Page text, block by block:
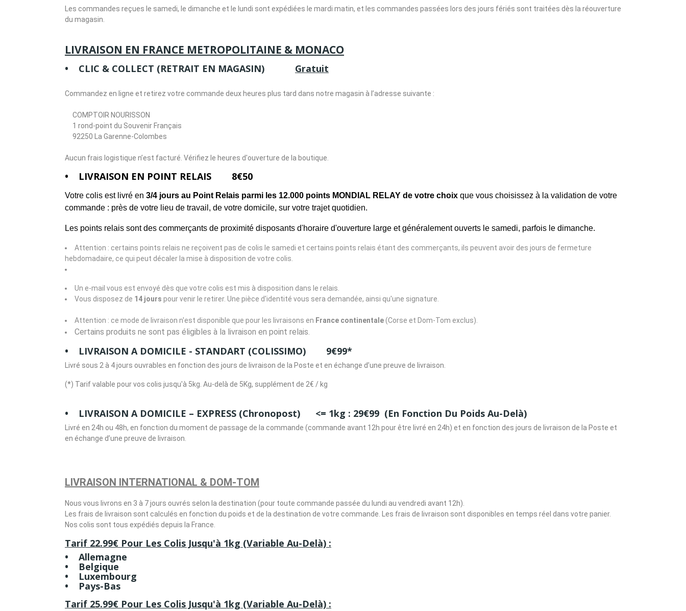
Les commandes reçues le samedi, le dimanche et le lundi sont expédiées le mardi matin, et les commandes passées lors des jours fériés sont traitées dès la réouverture
du magasin.
LIVRAISON EN FRANCE METROPOLITAINE & MONACO
• CLIC & COLLECT (RETRAIT EN MAGASIN) Gratuit
Commandez en ligne et retirez votre commande deux heures plus tard dans notre magasin à l’adresse suivante :
COMPTOIR NOURISSON
1 rond-point du Souvenir Français
92250 La Garenne-Colombes
Aucun frais logistique n’est facturé. Vérifiez le heures d'ouverture de la boutique.
• LIVRAISON EN POINT RELAIS 8€50
Votre colis est livré en 3/4 jours au Point Relais parmi les 12.000 points MONDIAL RELAY de votre choix que vous choisissez à la validation de votre
commande : près de votre lieu de travail, de votre domicile, sur votre trajet quotidien.
Les points relais sont des commerçants de proximité disposants d'horaire d'ouverture large et généralement ouverts le samedi, parfois le dimanche.
Attention : certains points relais ne reçoivent pas de colis le samedi et certains points relais étant des commerçants, ils peuvent avoir des jours de fermeture
hebdomadaire, ce qui peut décaler la mise à disposition de votre colis.
Un e-mail vous est envoyé dès que votre colis est mis à disposition dans le relais.
Vous disposez de 14 jours pour venir le retirer. Une pièce d'identité vous sera demandée, ainsi qu'une signature.
Attention : ce mode de livraison n'est disponible que pour les livraisons en France continentale(Corse et Dom-Tom exclus).
Certains produits ne sont pas éligibles à la livraison en point relais.
• LIVRAISON A DOMICILE - STANDART (COLISSIMO) 9€99*
Livré sous 2 à 4 jours ouvrables en fonction des jours de livraison de la Poste et en échange d’une preuve de livraison.
(*) Tarif valable pour vos colis jusqu'à 5kg. Au-delà de 5Kg, supplément de 2€ / kg
• LIVRAISON A DOMICILE – EXPRESS (Chronopost) <= 1kg : 29€99 (en Fonction Du Poids Au-Delà)
Livré en 24h ou 48h, en fonction du moment de passage de la commande (commande avant 12h pour être livré en 24h) et en fonction des jours de livraison de la Poste et
en échange d’une preuve de livraison.
LIVRAISON INTERNATIONAL & DOM-TOM
Nous vous livrons en 3 à 7 jours ouvrés selon la destination (pour toute commande passée du lundi au vendredi avant 12h).
Les frais de livraison sont calculés en fonction du poids et de la destination de votre commande. Les frais de livraison sont disponibles en temps réel dans votre panier.
Nos colis sont tous expédiés depuis la France.
Tarif 22.99€ Pour Les Colis Jusqu'à 1kg (variable Au-Delà) :
• Allemagne
• Belgique
• Luxembourg
• Pays-Bas
Tarif 25.99€ Pour Les Colis Jusqu'à 1kg (variable Au-Delà) :